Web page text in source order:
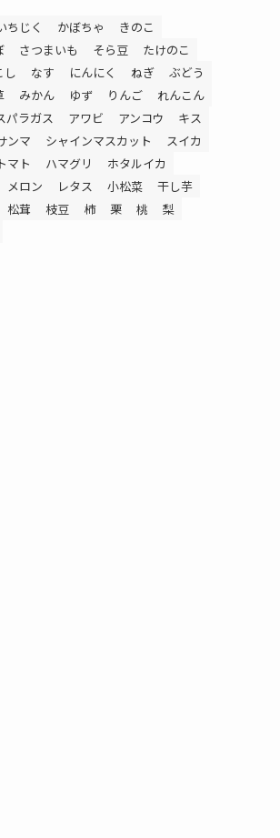
ちじく かぼちゃ
きのこ
さつまいも そら豆
たけのこ
し
なす にんにく ねぎ
ぶどう
みかん ゆず りんご
れんこん
パラガス アワビ アンコウ
キス
ンマ シャインマスカット
スイカ
トマト ハマグリ
ホタルイカ
メロン レタス 小松菜
干し芋
松茸 枝豆 柿 栗 桃
梨